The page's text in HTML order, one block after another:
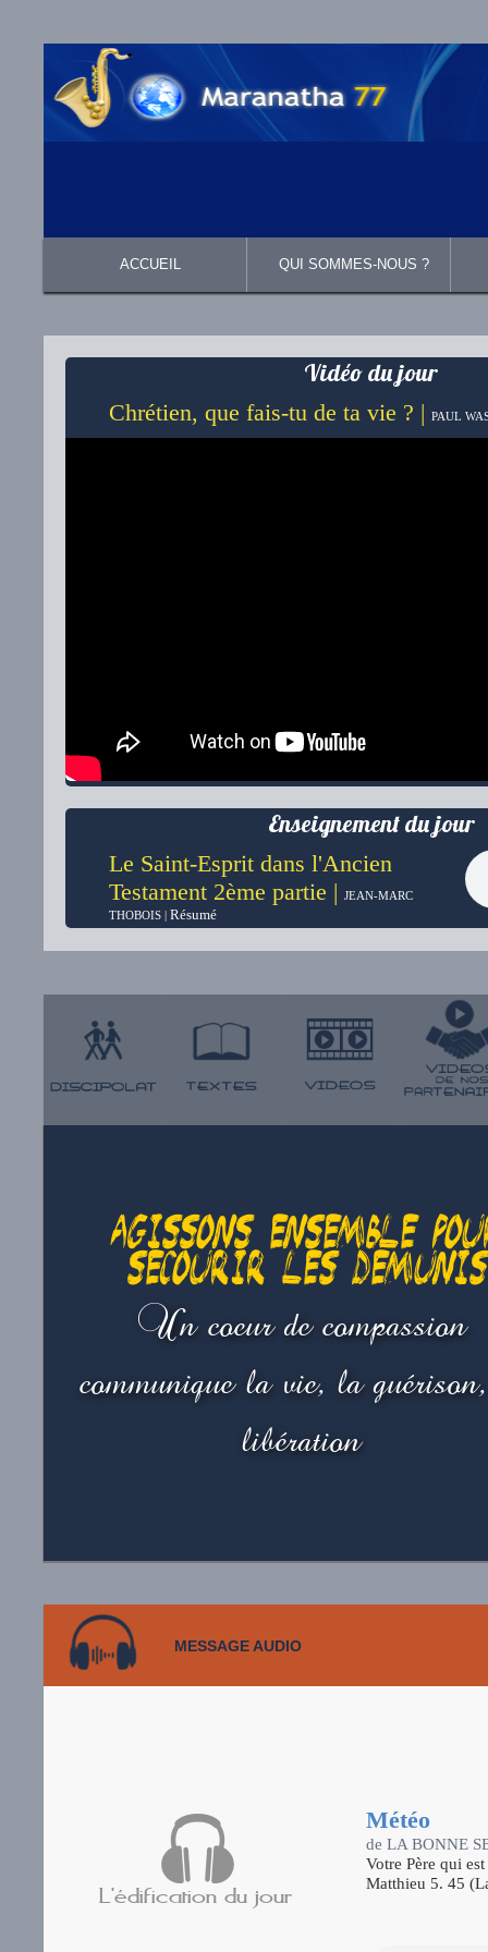
ACCUEIL QUI SOMMES-NOUS ?
Vidéo du jour
Chrétien, que fais-tu de ta vie ? | PAUL
Enseignement du jour
Le Saint-Esprit dans l'Ancien
Testament 2ème partie | JEAN-MARC
THOBOIS | Résumé
MESSAGE AUDIO
Météo
de LA BONNE
Votre Père qui
Matthieu 5. 45